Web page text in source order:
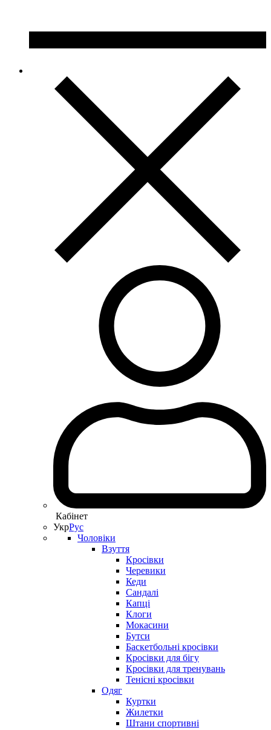
Кабінет
УкрРус
Чоловіки
Взуття
Кросівки
Черевики
Кеди
Сандалі
Капці
Клоги
Мокасини
Бутси
Баскетбольні кросівки
Кросівки для бігу
Кросівки для тренувань
Тенісні кросівки
Одяг
Куртки
Жилетки
Штани спортивні